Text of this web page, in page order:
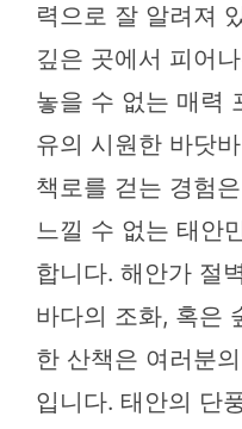
력으로 잘 알려져
깊은 곳에서 피어
놓을 수 없는 매력
유의 시원한 바닷
책로를 걷는 경험
느낄 수 없는 태안
합니다. 해안가 절
바다의 조화, 혹은
한 산책은 여러분
입니다. 태안의 단